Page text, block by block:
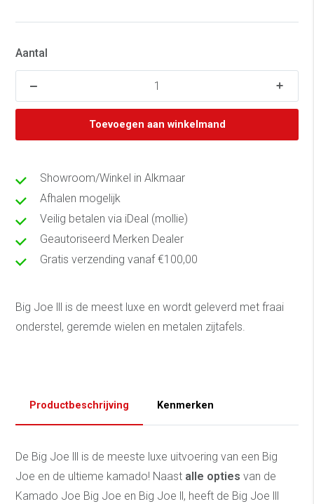
Aantal
Toevoegen aan winkelmand
Showroom/Winkel in Alkmaar
Afhalen mogelijk
Veilig betalen via iDeal (mollie)
Geautoriseerd Merken Dealer
Gratis verzending vanaf €100,00
Big Joe lll is de meest luxe en wordt geleverd met fraai
onderstel, geremde wielen en metalen zijtafels.
Productbeschrijving Kenmerken
De Big Joe lll is de meeste luxe uitvoering van een Big
Joe en de ultieme kamado! Naast alle opties van de
Kamado Joe Big Joe en Big Joe ll, heeft de Big Joe lll